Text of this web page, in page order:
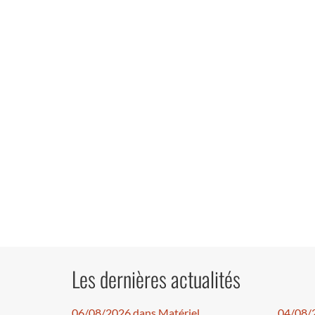
Les dernières actualités